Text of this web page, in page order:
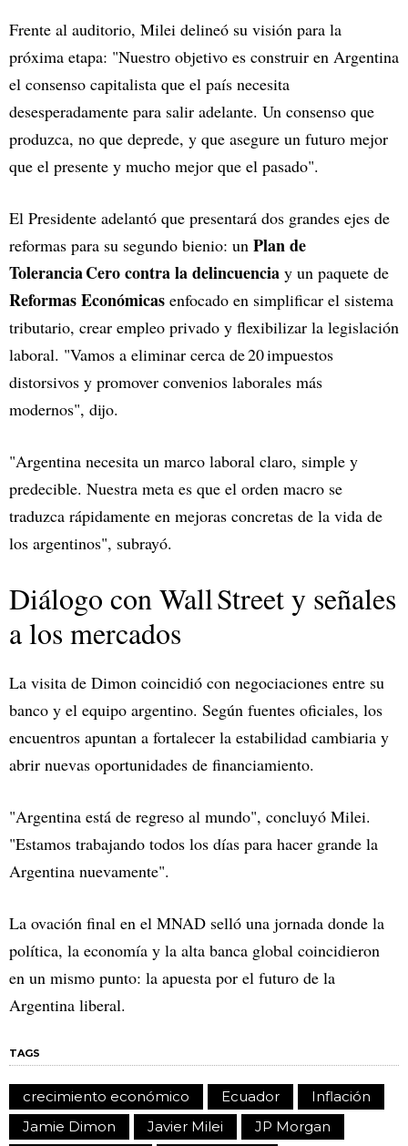
Frente al auditorio, Milei delineó su visión para la
próxima etapa: "Nuestro objetivo es construir en Argentina
el consenso capitalista que el país necesita
desesperadamente para salir adelante. Un consenso que
produzca, no que deprede, y que asegure un futuro mejor
que el presente y mucho mejor que el pasado".
El Presidente adelantó que presentará dos grandes ejes de
reformas para su segundo bienio: un Plan de
Tolerancia Cero contra la delincuencia y un paquete de
Reformas Económicas enfocado en simplificar el sistema
tributario, crear empleo privado y flexibilizar la legislación
laboral. "Vamos a eliminar cerca de 20 impuestos
distorsivos y promover convenios laborales más
modernos", dijo.
"Argentina necesita un marco laboral claro, simple y
predecible. Nuestra meta es que el orden macro se
traduzca rápidamente en mejoras concretas de la vida de
los argentinos", subrayó.
Diálogo con Wall Street y señales
a los mercados
La visita de Dimon coincidió con negociaciones entre su
banco y el equipo argentino. Según fuentes oficiales, los
encuentros apuntan a fortalecer la estabilidad cambiaria y
abrir nuevas oportunidades de financiamiento.
"Argentina está de regreso al mundo", concluyó Milei.
"Estamos trabajando todos los días para hacer grande la
Argentina nuevamente".
La ovación final en el MNAD selló una jornada donde la
política, la economía y la alta banca global coincidieron
en un mismo punto: la apuesta por el futuro de la
Argentina liberal.
TAGS
crecimiento económico Ecuador
Inflación
Jamie Dimon
Javier Milei
JP Morgan